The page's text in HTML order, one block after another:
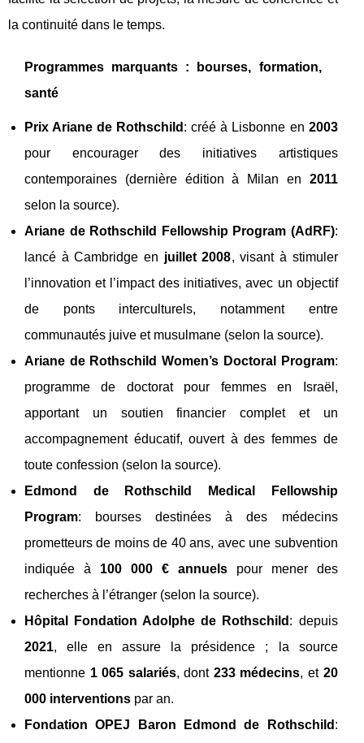
la continuité dans le temps.
Programmes marquants : bourses, formation,
santé
Prix Ariane de Rothschild : créé à Lisbonne en 2003
pour encourager des initiatives artistiques
contemporaines (dernière édition à Milan en 2011
selon la source).
Ariane de Rothschild Fellowship Program (AdRF):
lancé à Cambridge en juillet 2008, visant à stimuler
l’innovation et l’impact des initiatives, avec un objectif
de ponts interculturels, notamment entre
communautés juive et musulmane (selon la source).
Ariane de Rothschild Women’s Doctoral Program:
programme de doctorat pour femmes en Israël,
apportant un soutien financier complet et un
accompagnement éducatif, ouvert à des femmes de
toute confession (selon la source).
Edmond de Rothschild Medical Fellowship
Program: bourses destinées à des médecins
prometteurs de moins de 40 ans, avec une subvention
indiquée à 100 000 € annuelspour mener des
recherches à l’étranger (selon la source).
Hôpital Fondation Adolphe de Rothschild : depuis
2021, elle en assure la présidence ; la source
mentionne 1 065 salariés, dont 233 médecins, et 20
000 interventions par an.
Fondation OPEJ Baron Edmond de Rothschild :